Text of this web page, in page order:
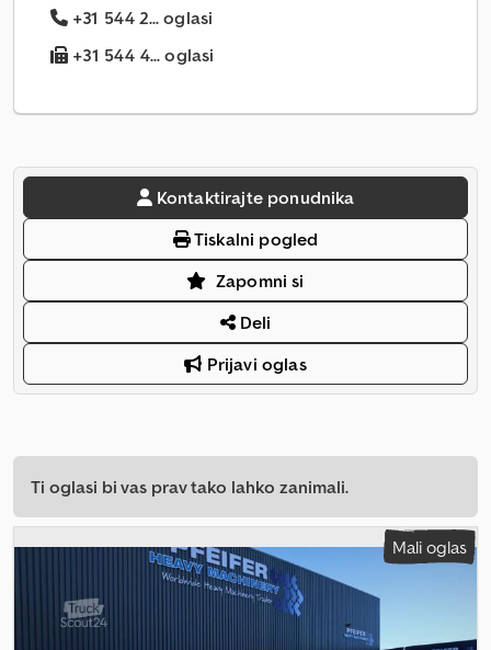
+31 544 2... oglasi
+31 544 4... oglasi
Kontaktirajte ponudnika
Tiskalni pogled
Zapomni si
Deli
Prijavi oglas
Ti oglasi bi vas prav tako lahko zanimali.
Mali oglas